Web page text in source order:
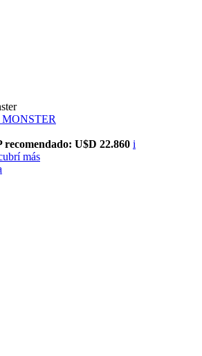
MONSTER
recomendado: U$D 22.860 i
más